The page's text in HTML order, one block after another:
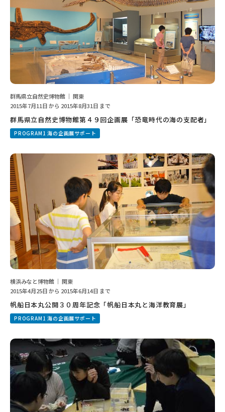
群馬県立自然史博物館 ｜ 関東
2015年7月11日 から 2015年8月31日 まで
群馬県立自然史博物館第４９回企画展「恐竜時代の海の支配者」
PROGRAM1 海の企画展サポート
横浜みなと博物館 ｜ 関東
2015年4月25日 から 2015年6月14日 まで
帆船日本丸公開３０周年記念「帆船日本丸と海洋教育展」
PROGRAM1 海の企画展サポート